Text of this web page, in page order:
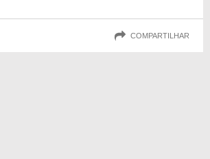
COMPARTILHAR